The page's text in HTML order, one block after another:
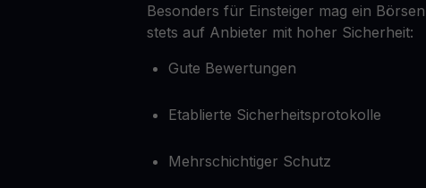
Besonders für Einsteiger mag ein
stets auf Anbieter mit hoher Sicherheit:
Gute Bewertungen
Etablierte Sicherheitsprotokolle
Mehrschichtiger Schutz